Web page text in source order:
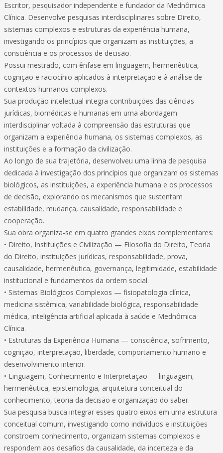
Escritor, pesquisador independente e fundador da Mednômica
Clínica. Desenvolve pesquisas interdisciplinares sobre Direito,
sistemas complexos e estruturas da experiência humana,
investigando os princípios que organizam as instituições, a
consciência e os processos de decisão.
Possui mestrado, com ênfase em linguagem, hermenêutica,
cognição e raciocínio aplicados à interpretação e à análise de
contextos humanos complexos.
Sua produção intelectual integra contribuições das ciências
jurídicas, biomédicas e humanas em uma abordagem
interdisciplinar voltada à compreensão das estruturas que
organizam a experiência humana, os sistemas complexos, as
instituições e a formação da civilização.
Ao longo de sua trajetória, desenvolveu uma linha de pesquisa
dedicada à investigação dos princípios que organizam os sistemas
biológicos, as instituições, a experiência humana e os processos
de decisão, explorando os mecanismos que sustentam
estabilidade, mudança, causalidade, responsabilidade e
cooperação.
Sua obra organiza-se em quatro grandes eixos complementares:
• Direito, Instituições e Civilização — Filosofia do Direito, Teoria
do Direito, instituições jurídicas, responsabilidade, prova,
causalidade, hermenêutica, governança, legitimidade, estabilidade
institucional e fundamentos da ordem social.
• Sistemas Biológicos Complexos — fisiopatologia clínica,
medicina sistêmica, variabilidade biológica, responsabilidade
médica, inteligência artificial aplicada à saúde e Mednômica
Clínica.
• Estruturas da Experiência Humana — consciência, sofrimento,
cognição, interpretação, liberdade, comportamento humano e
desenvolvimento interior.
• Linguagem, Conhecimento e Interpretação — linguagem,
hermenêutica, epistemologia, arquitetura conceitual do
conhecimento, teoria da decisão e organização do saber.
Sua pesquisa busca integrar esses quatro eixos em uma estrutura
conceitual comum, investigando como indivíduos e instituições
constroem conhecimento, organizam sistemas complexos e
respondem aos desafios da causalidade, da incerteza e da